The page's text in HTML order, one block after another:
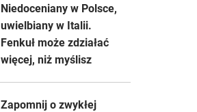
Niedoceniany w Polsce,
uwielbiany w Italii.
Fenkuł może zdziałać
więcej, niż myślisz
Zapomnij o zwykłej